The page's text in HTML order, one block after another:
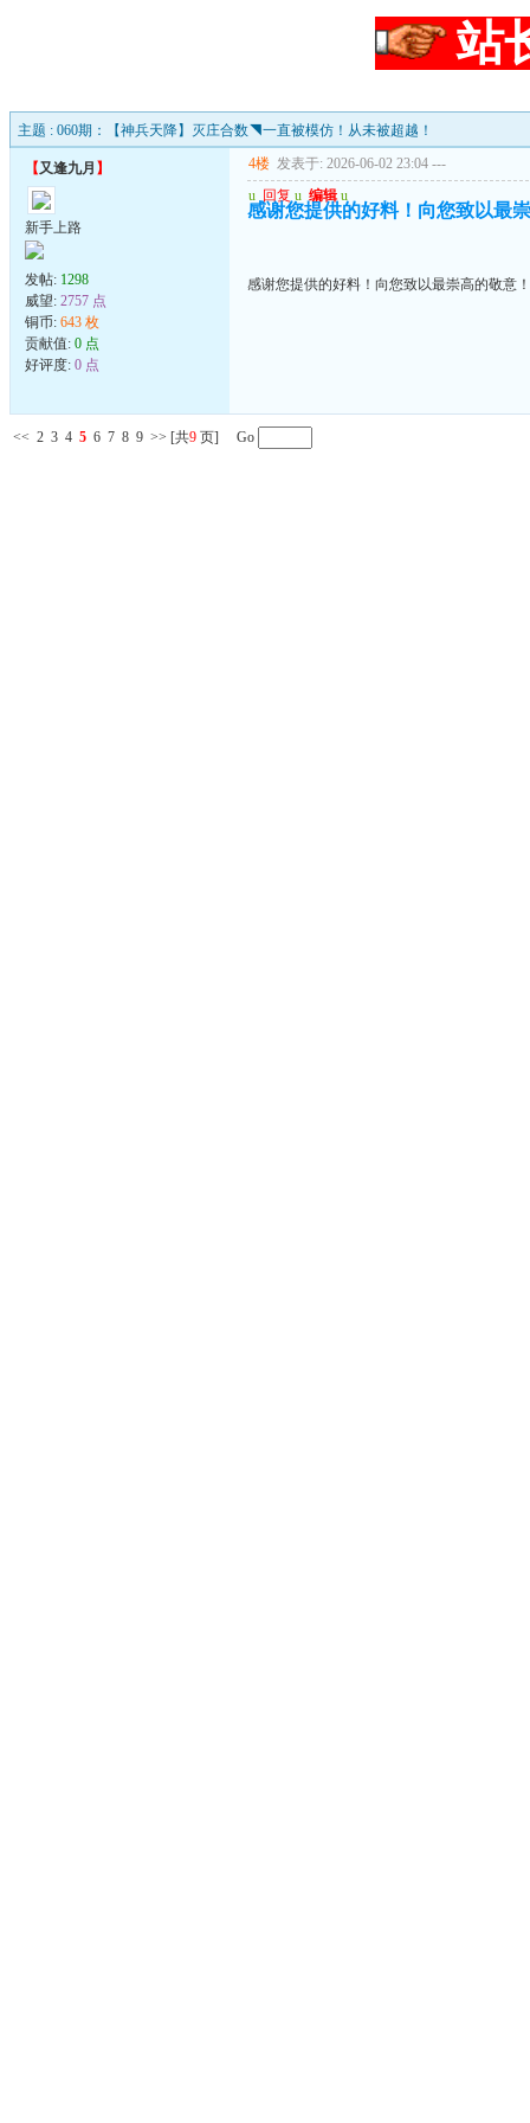
站
主题 : 060期：【神兵天降】灭庄合数◥一直被模仿！从未被超越！
【又逢九月 】
新手上路
发帖: 1298
威望: 2757 点
铜币: 643 枚
贡献值: 0 点
好评度: 0 点
4楼 发表于: 2026-06-02 23:04 ---
u 回复 u 编辑 u
感谢您提供的好料！向您致以最
感谢您提供的好料！向您致以最崇高的敬意
<< 2 3 4 5 6 7 8 9 >> [共9 页] Go